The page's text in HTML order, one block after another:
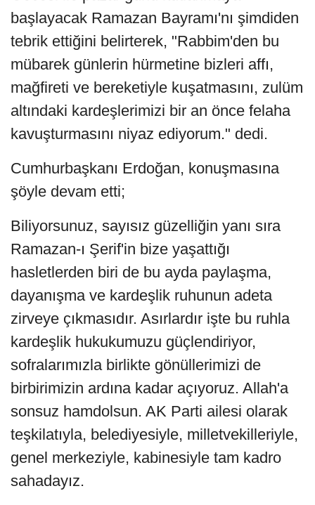
başlayacak Ramazan Bayramı'nı şimdiden
tebrik ettiğini belirterek, "Rabbim'den bu
mübarek günlerin hürmetine bizleri affı,
mağfireti ve bereketiyle kuşatmasını, zulüm
altındaki kardeşlerimizi bir an önce felaha
kavuşturmasını niyaz ediyorum." dedi.
Cumhurbaşkanı Erdoğan, konuşmasına
şöyle devam etti;
Biliyorsunuz, sayısız güzelliğin yanı sıra
Ramazan-ı Şerif'in bize yaşattığı
hasletlerden biri de bu ayda paylaşma,
dayanışma ve kardeşlik ruhunun adeta
zirveye çıkmasıdır. Asırlardır işte bu ruhla
kardeşlik hukukumuzu güçlendiriyor,
sofralarımızla birlikte gönüllerimizi de
birbirimizin ardına kadar açıyoruz. Allah'a
sonsuz hamdolsun. AK Parti ailesi olarak
teşkilatıyla, belediyesiyle, milletvekilleriyle,
genel merkeziyle, kabinesiyle tam kadro
sahadayız.